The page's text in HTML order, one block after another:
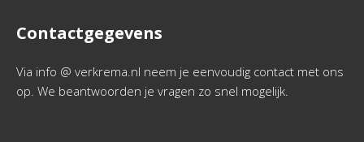
Contactgegevens
Via info @ verkrema.nl neem je eenvoudig contact met ons
op. We beantwoorden je vragen zo snel mogelijk.